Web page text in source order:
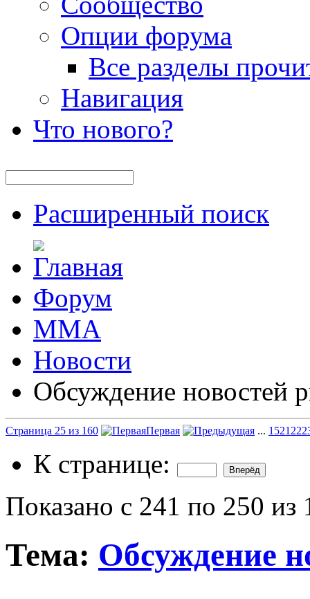
Опции форума
Все разделы
Навигация
Что нового?
Расширенный поиск
Форум
ММА
Новости
Обсуждение новостей
Страница 25 из 160 Первая ... 1521 22
К странице:
Показано с 241 по 250 из
Тема: Обсуждение